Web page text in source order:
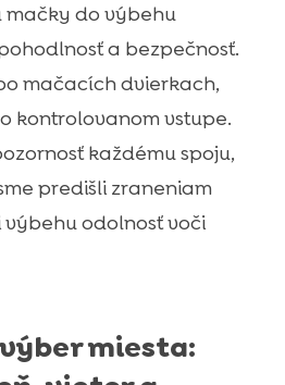
mačky do výbehu
a bezpečnosť.
mačacích dvierkach,
kontrolovanom vstupe.
každému spoju,
predišli zraneniam
odolnosť voči
miesta: